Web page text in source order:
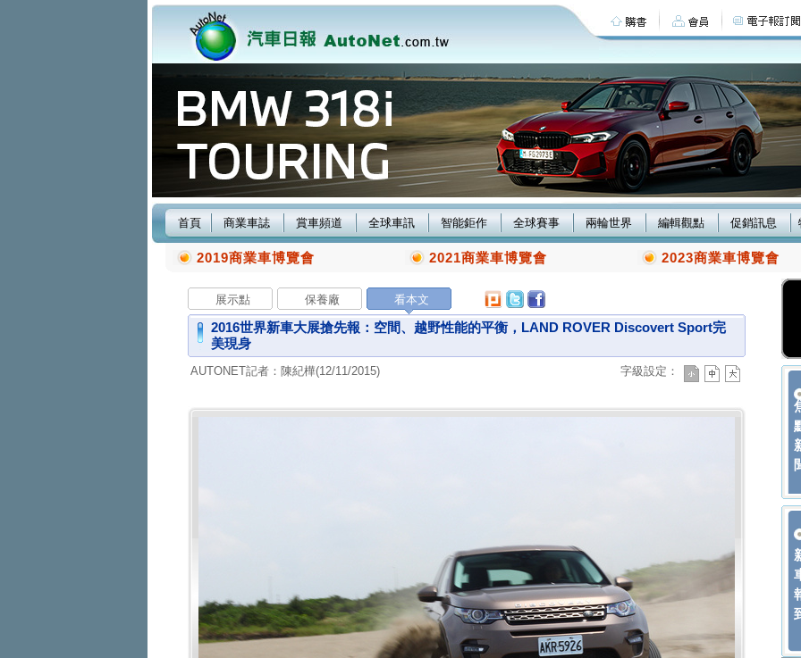
首頁 商業車誌 賞車頻道 全球車訊 智能鉅作 全球賽事 兩輪世界 編輯觀點 促銷訊息
2019商業車博覽會 2021商業車博覽會 2023商業車博覽會
展示點 保養廠 看本文
2016世界新車大展搶先報：空間、越野性能的平衡，LAND ROVER Discovert Sport完
美現身
AUTONET記者：陳紀樺(12/11/2015) 字級設定：